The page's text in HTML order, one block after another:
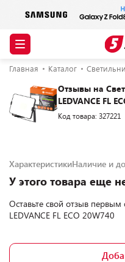
Главная Каталог
Отзывы на
LEDVANCE FL
Код товара: 327221
ХарактеристикиНаличие и
У этого товара еще
Оставьте свой отзыв первым
LEDVANCE FL ECO 20W740